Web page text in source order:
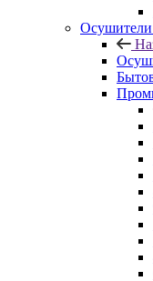
Осушители